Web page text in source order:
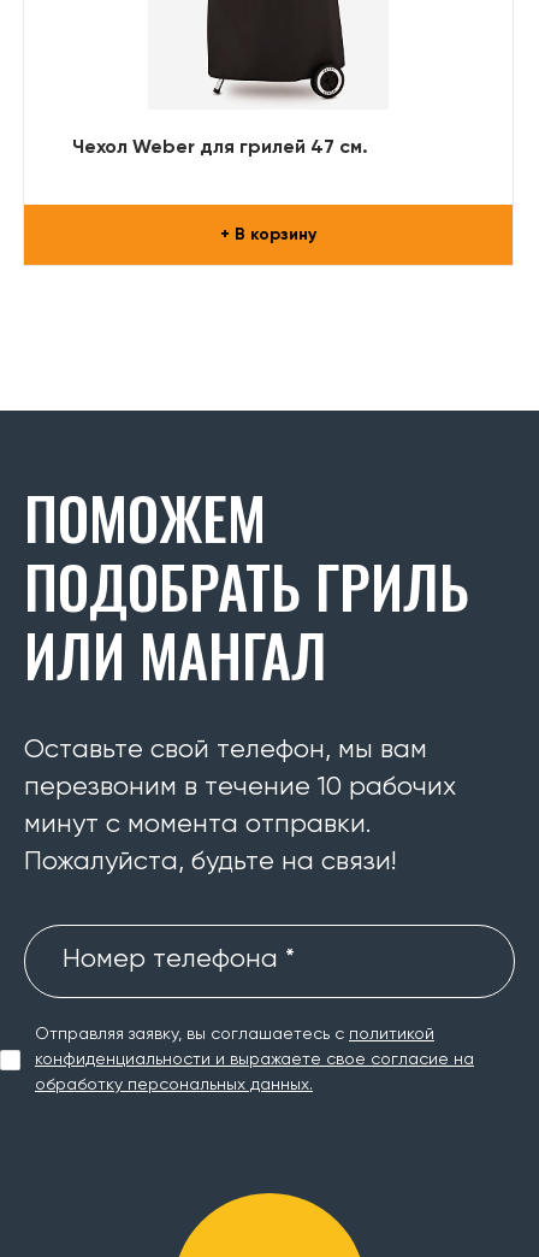
Чехол Weber для грилей 47 см.
+ В корзину
ПОМОЖЕМ
ПОДОБРАТЬ ГРИЛЬ
ИЛИ МАНГАЛ
Оставьте свой телефон, мы вам
перезвоним в течение 10 рабочих
минут с момента отправки.
Пожалуйста, будьте на связи!
Номер телефона *
Отправляя заявку, вы соглашаетесь с политикой
конфиденциальности и выражаете свое согласие на
обработку персональных данных.